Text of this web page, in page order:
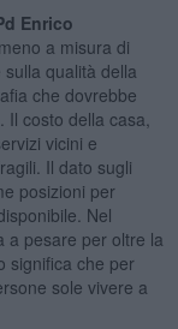
Enrico
a misura di
qualità della
che dovrebbe
costo della casa,
vicini e
Il dato sugli
posizioni per
Nel
a pesare per oltre la
significa che per
sole vivere a